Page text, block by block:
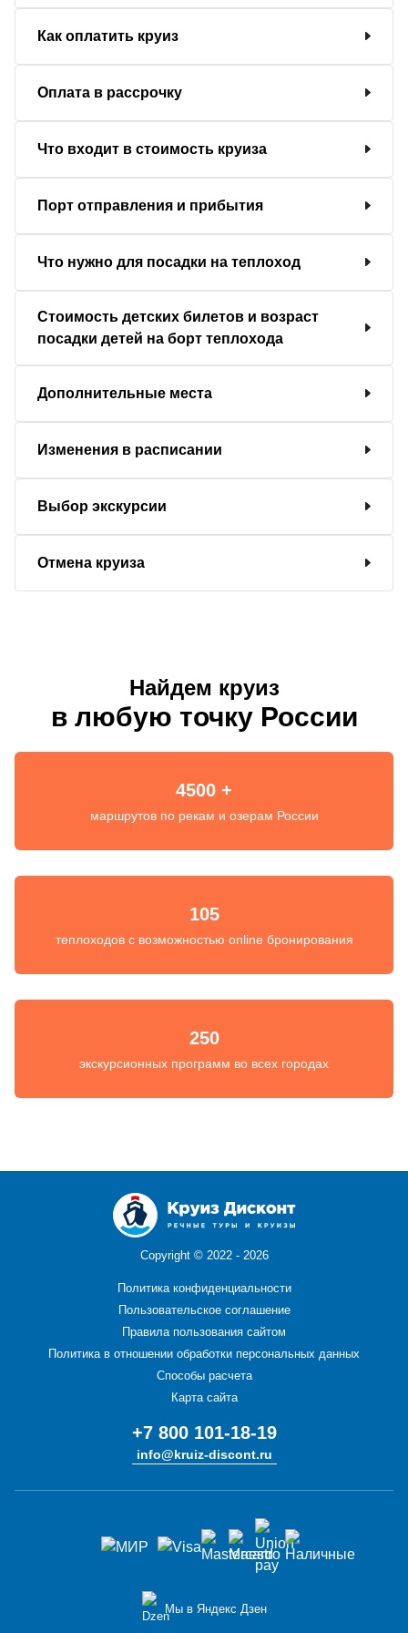
Как оплатить круиз
Оплата в рассрочку
Что входит в стоимость круиза
Порт отправления и прибытия
Что нужно для посадки на теплоход
Стоимость детских билетов и возраст
посадки детей на борт теплохода
Дополнительные места
Изменения в расписании
Выбор экскурсии
Отмена круиза
Найдем круиз
в любую точку России
4500 +
маршрутов по рекам и озерам России
105
теплоходов с возможностью online бронирования
250
экскурсионных программ во всех городах
Copyright © 2022 - 2026
Политика конфиденциальности
Пользовательское соглашение
Правила пользования сайтом
Политика в отношении обработки персональных данных
Способы расчета
Карта сайта
+7 800 101-18-19
info@kruiz-discont.ru
Мы в Яндекс Дзен